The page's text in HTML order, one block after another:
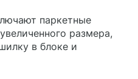
паркетные
размера,
в блоке и